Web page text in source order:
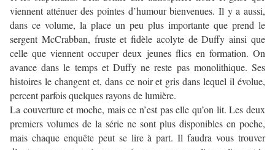
viennent atténuer des pointes d’humour bienvenues. Il y a aussi,
dans ce volume, la place un peu plus importante que prend le
sergent McCrabban, fruste et fidèle acolyte de Duffy ainsi que
celle que viennent occuper deux jeunes flics en formation. On
avance dans le temps et Duffy ne reste pas monolithique. Ses
histoires le changent et, dans ce noir et gris dans lequel il évolue,
percent parfois quelques rayons de lumière.
La couverture et moche, mais ce n’est pas elle qu’on lit. Les deux
premiers volumes de la série ne sont plus disponibles en poche,
mais chaque enquête peut se lire à part. Il faudra vous trouver